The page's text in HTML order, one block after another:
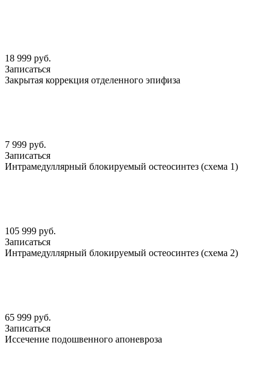
18 999 руб.
Записаться
Закрытая коррекция отделенного эпифиза
7 999 руб.
Записаться
Интрамедуллярный блокируемый остеосинтез (схема 1)
105 999 руб.
Записаться
Интрамедуллярный блокируемый остеосинтез (схема 2)
65 999 руб.
Записаться
Иссечение подошвенного апоневроза